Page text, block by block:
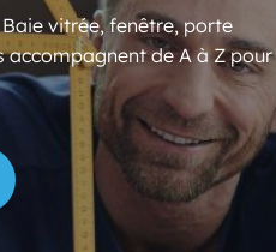
vitrée, fenêtre, porte
accompagnent de A à Z pour